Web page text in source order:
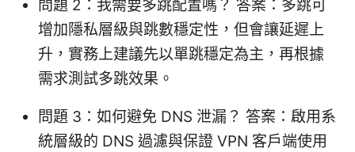
問題 2：我需要多跳配置嗎？ 答案：多跳可
增加隱私層級與跳數穩定性，但會讓延遲上
升，實務上建議先以單跳穩定為主，再根據
需求測試多跳效果。
問題 3：如何避免 DNS 泄漏？ 答案：啟用系
統層級的 DNS 過濾與保證 VPN 客戶端使用